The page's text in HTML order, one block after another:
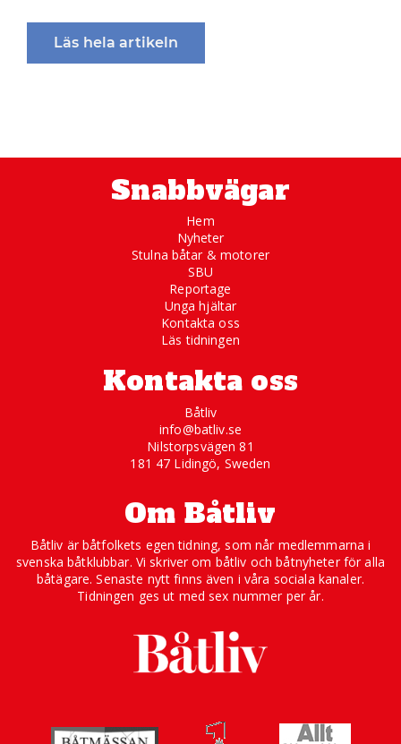
Läs hela artikeln
Snabbvägar
Hem
Nyheter
Stulna båtar & motorer
SBU
Reportage
Unga hjältar
Kontakta oss
Läs tidningen
Kontakta oss
Båtliv
info@batliv.se
Nilstorpsvägen 81
181 47 Lidingö, Sweden
Om Båtliv
Båtliv är båtfolkets egen tidning, som når medlemmarna i
svenska båtklubbar. Vi skriver om båtliv och båtnyheter för alla
båtägare. Senaste nytt finns även i våra sociala kanaler.
Tidningen ges ut med sex nummer per år.